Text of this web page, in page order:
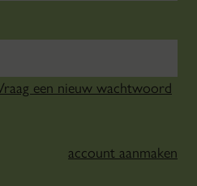
een nieuw wachtwoord
account aanmaken